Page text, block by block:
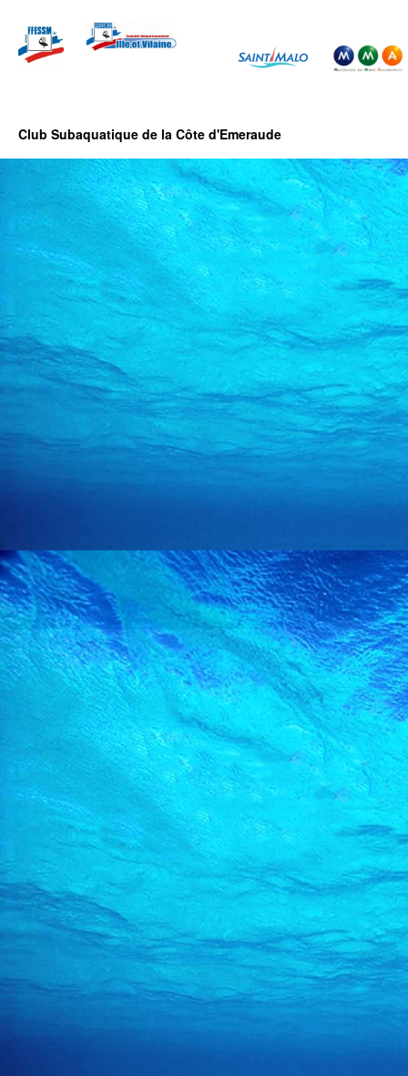
Club Subaquatique de la Côte d'Emeraude